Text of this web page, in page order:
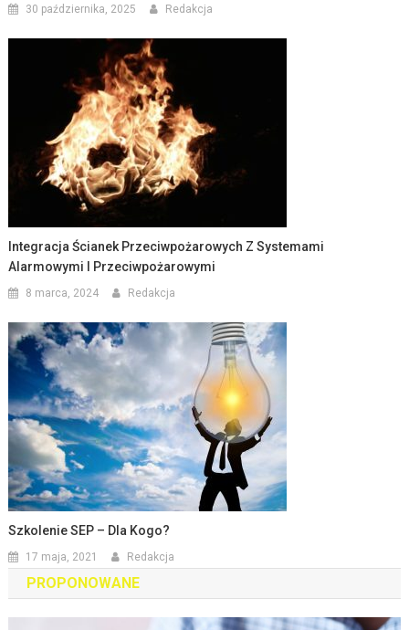
30 października, 2025 Redakcja
Integracja Ścianek Przeciwpożarowych Z Systemami
Alarmowymi I Przeciwpożarowymi
8 marca, 2024 Redakcja
Szkolenie SEP – Dla Kogo?
17 maja, 2021 Redakcja
PROPONOWANE